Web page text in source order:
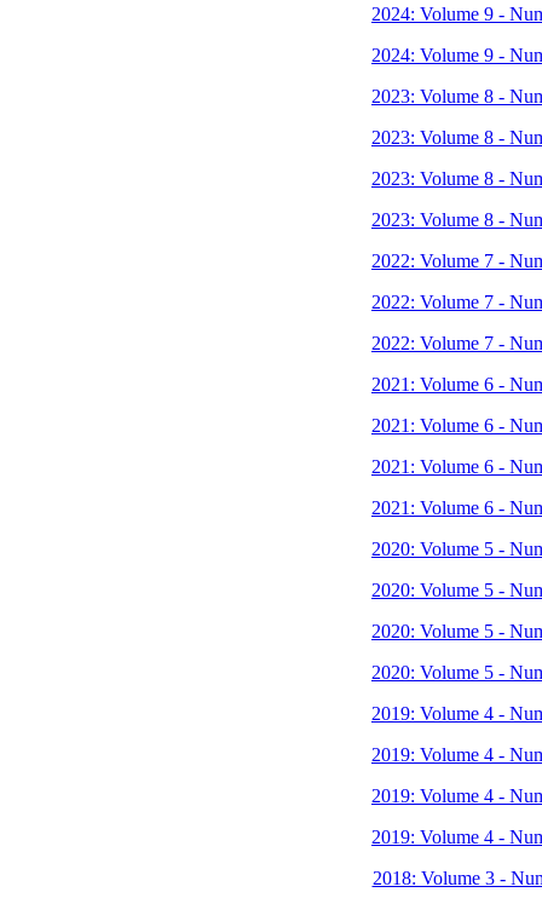
2024: Volume 9 -
2024: Volume 9 -
2023: Volume 8 -
2023: Volume 8 -
2023: Volume 8 -
2023: Volume 8 -
2022: Volume 7 -
2022: Volume 7 -
2022: Volume 7 -
2021: Volume 6 -
2021: Volume 6 -
2021: Volume 6 -
2021: Volume 6 -
2020: Volume 5 -
2020: Volume 5 -
2020: Volume 5 -
2020: Volume 5 -
2019: Volume 4 -
2019: Volume 4 -
2019: Volume 4 -
2019: Volume 4 -
2018: Volume 3 -